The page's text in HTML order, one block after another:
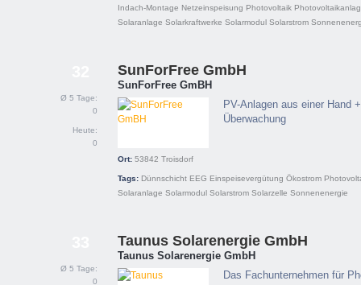
Indach-Montage Netzeinspeisung Photovoltaik
Solaranlage Solarkraftwerke Solarmodul Solarstrom
Ø 5 Tage:
0
Heute:
0
SunForFree GmbH
SunForFree GmBH
PV-Anlagen aus einer Hand
Überwachung
Ort: 53842 Troisdorf
Tags: Dünnschicht EEG Einspeisevergütung Ökostrom
Solaranlage Solarmodul Solarstrom Solarzelle Sonnenenergie
Ø 5 Tage:
0
Taunus Solarenergie GmbH
Taunus Solarenergie GmbH
Das Fachunternehmen für